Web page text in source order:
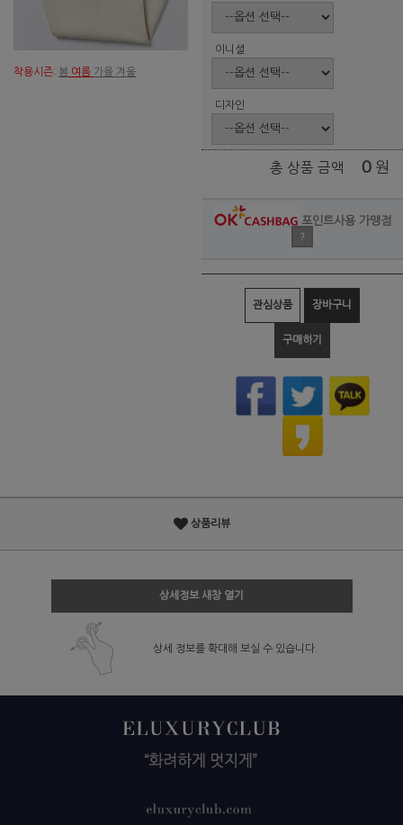
착용시즌: 봄 여름 가을 겨울
이니셜
디자인
총 상품 금액 0 원
포인트사용 가맹점
?
관심상품 장바구니
구매하기
상품리뷰
상세정보 새창 열기
상세 정보를 확대해 보실 수 있습니다.